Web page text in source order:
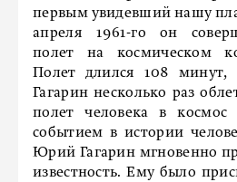
первым увидевший нашу
апреля 1961-го он
полет на космическом
Полет длился 108 минут,
Гагарин несколько раз
полет человека в
событием в истории
Юрий Гагарин мгновенно
известность. Ему было